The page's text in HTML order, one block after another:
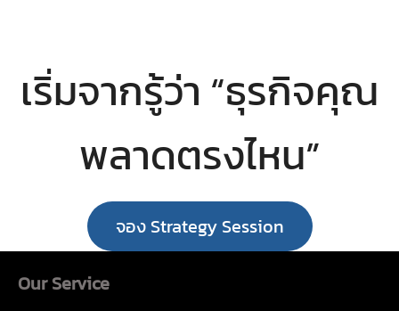
เริ่มจากรู้ว่า “ธุรกิจคุณ
พลาดตรงไหน”
จอง Strategy Session
Our Service